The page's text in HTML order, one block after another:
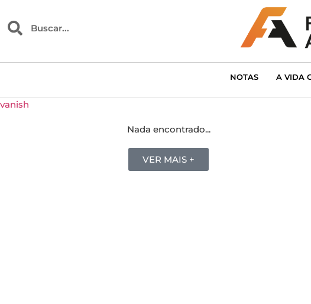
NOTAS A VIDA
vanish
Nada encontrado...
VER MAIS +